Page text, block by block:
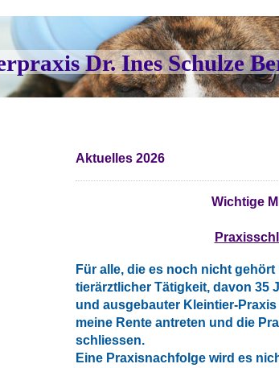
Dr. Ines Schulze
Aktuelles 2026
Wichtige
Für alle, die es noch nicht
tierärztlicher Tätigkeit, davon 35
und ausgebauter Kleintier-
meine Rente antreten und die
schliessen.
Eine Praxisnachfolge wird es